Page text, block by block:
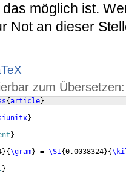
möglich ist.
Not an dieser
zum Übersetzen:
{article}
}
}
}{\gram} = \SI{0.0038324}{
}